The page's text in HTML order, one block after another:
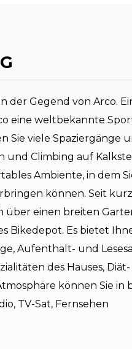
der Gegend von Arco.
eine weltbekannte
Sie viele Spaziergänge
und Climbing auf
Ambiente, in dem
können. Seit
einen breiten
Bikedepot. Es bietet
Aufenthalt- und
des Hauses,
können Sie in
TV-Sat, Fernsehen